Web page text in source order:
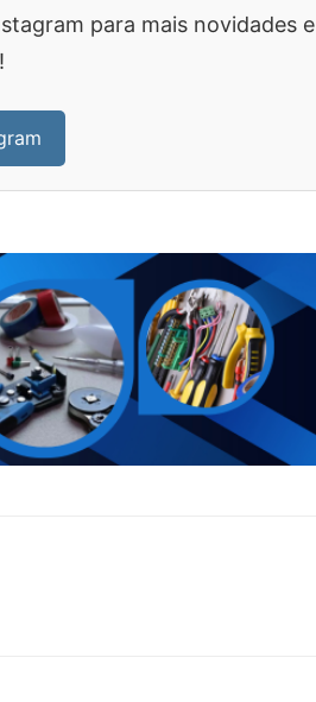
para mais novidades e